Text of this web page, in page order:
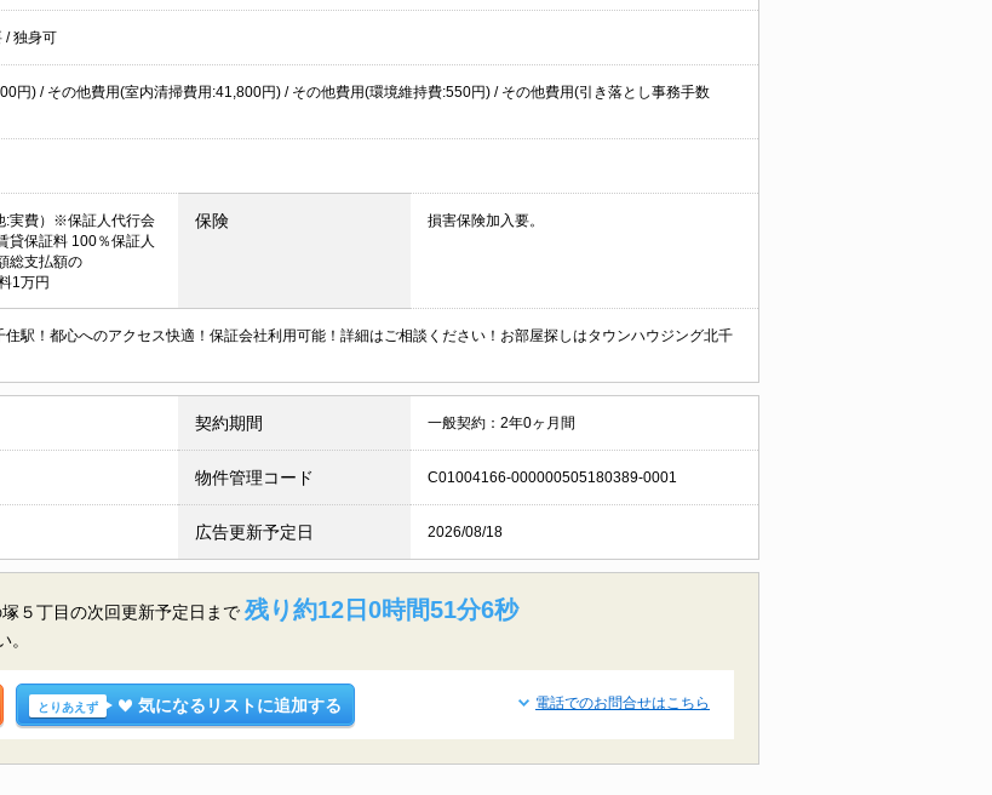
/独身可
円) / その他費用(室内清掃費用:41,800円) / その他費用(環境維持費:550円) / その他費用(引き落とし事務手数
:実費）※保証人代行会
貸保証料 100％保証人
総支払額の
1万円
保険 損害保険加入要。
住駅！都心へのアクセス快適！保証会社利用可能！詳細はご相談ください！お部屋探しはタウンハウジング北千
契約期間 一般契約：2年0ヶ月間
物件管理コード C01004166-000000505180389-0001
広告更新予定日 2026/08/18
５丁目の次回更新予定日まで 残り約12日0時間51分5秒
とりあえず 気になるリストに追加する 電話でのお問合せはこちら